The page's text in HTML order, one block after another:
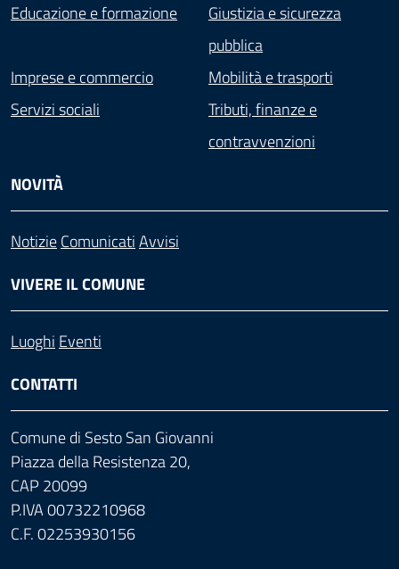
Educazione e formazione
Giustizia e sicurezza
pubblica
Imprese e commercio
Mobilità e trasporti
Servizi sociali
Tributi, finanze e
contravvenzioni
NOVITÀ
NotizieComunicatiAvvisi
VIVERE IL COMUNE
Luoghi Eventi
CONTATTI
Comune di Sesto San Giovanni
Piazza della Resistenza 20,
CAP 20099
P.IVA 00732210968
C.F. 02253930156